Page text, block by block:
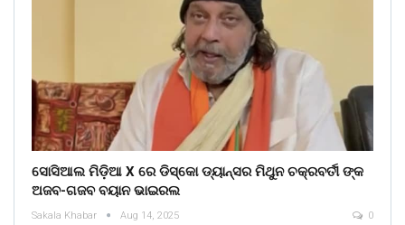
ସୋସିଆଲ ମିଡ଼ିଆ X ରେ ଡିସ୍କୋ ଡ୍ୟାନ୍ସର ମିଥୁନ ଚକ୍ରବର୍ତୀ ଙ୍କ
ଅଜବ-ଗଜବ ବୟାନ ଭାଇରଲ
Sakala Khabar Aug 14, 2025 0